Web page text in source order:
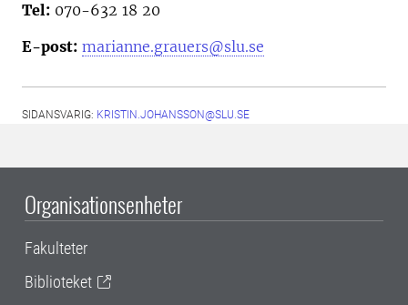
Tel: 070-632 18 20
E-post: marianne.grauers@slu.se
SIDANSVARIG: KRISTIN.JOHANSSON@SLU.SE
Organisationsenheter
Fakulteter
Biblioteket